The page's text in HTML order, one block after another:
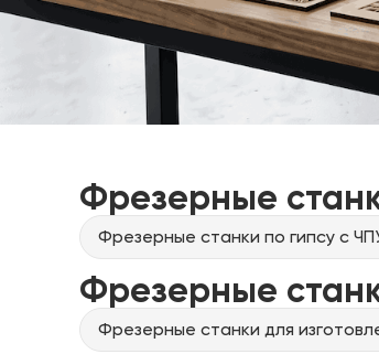
Фрезерные
Фрезерные станки по гипсу с
Фрезерные
Фрезерные станки для